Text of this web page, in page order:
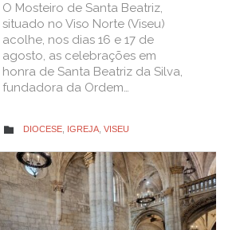
O Mosteiro de Santa Beatriz,
situado no Viso Norte (Viseu)
acolhe, nos dias 16 e 17 de
agosto, as celebrações em
honra de Santa Beatriz da Silva,
fundadora da Ordem…
 CATEGORY
DIOCESE IGREJA VISEU